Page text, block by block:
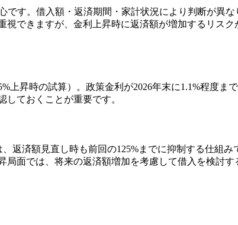
す。借入額・返済期間・家計状況により判断が異
できますが、金利上昇時に返済額が増加するリス
上昇時の試算）。政策金利が2026年末に1.1%程度ま
ておくことが重要です。
返済額見直し時も前回の125%までに抑制する仕組み
面では、将来の返済額増加を考慮して借入を検討す